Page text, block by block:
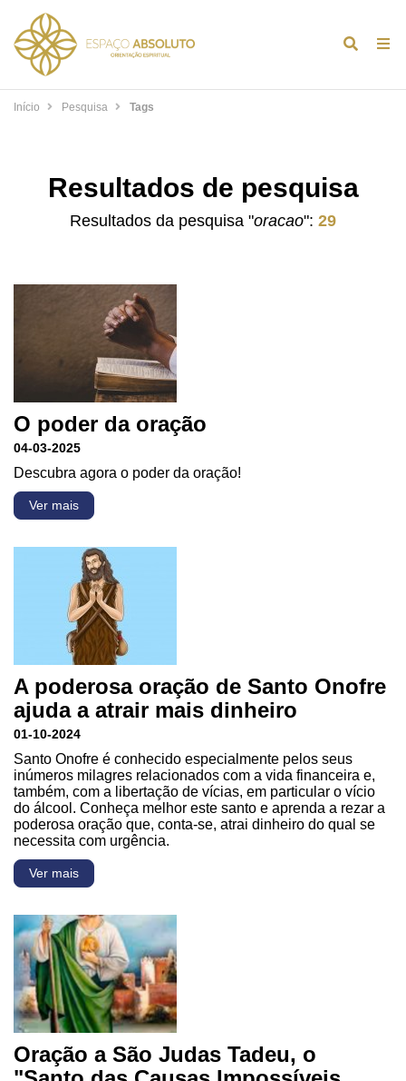
de
Início Pesquisa Tags
Resultados de pesquisa
Resultados da pesquisa "oracao": 29
O poder da oração
04-03-2025
Descubra agora o poder da oração!
Ver mais
A poderosa oração de Santo Onofre
ajuda a atrair mais dinheiro
01-10-2024
Santo Onofre é conhecido especialmente pelos seus
inúmeros milagres relacionados com a vida financeira e,
também, com a libertação de vícias, em particular o vício
do álcool. Conheça melhor este santo e aprenda a rezar a
poderosa oração que, conta-se, atrai dinheiro do qual se
necessita com urgência.
Ver mais
Oração a São Judas Tadeu, o